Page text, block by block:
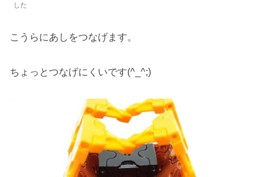
した
こうらにあしをつなげます。
ちょっとつなげにくいです(^_^;)